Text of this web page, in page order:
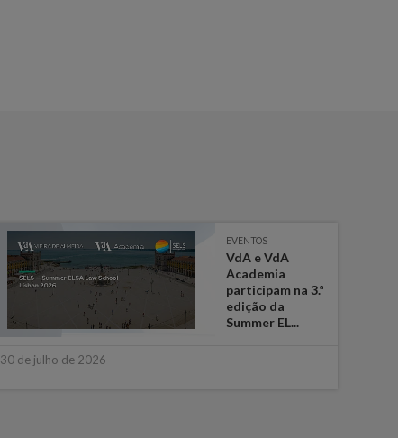
EVENTOS
VdA e VdA
Academia
participam na 3.ª
edição da
Summer EL...
30 de julho de 2026